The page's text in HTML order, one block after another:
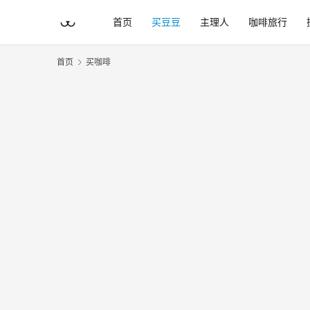
首页 买豆豆 主理人 咖啡旅行
首页 买咖啡